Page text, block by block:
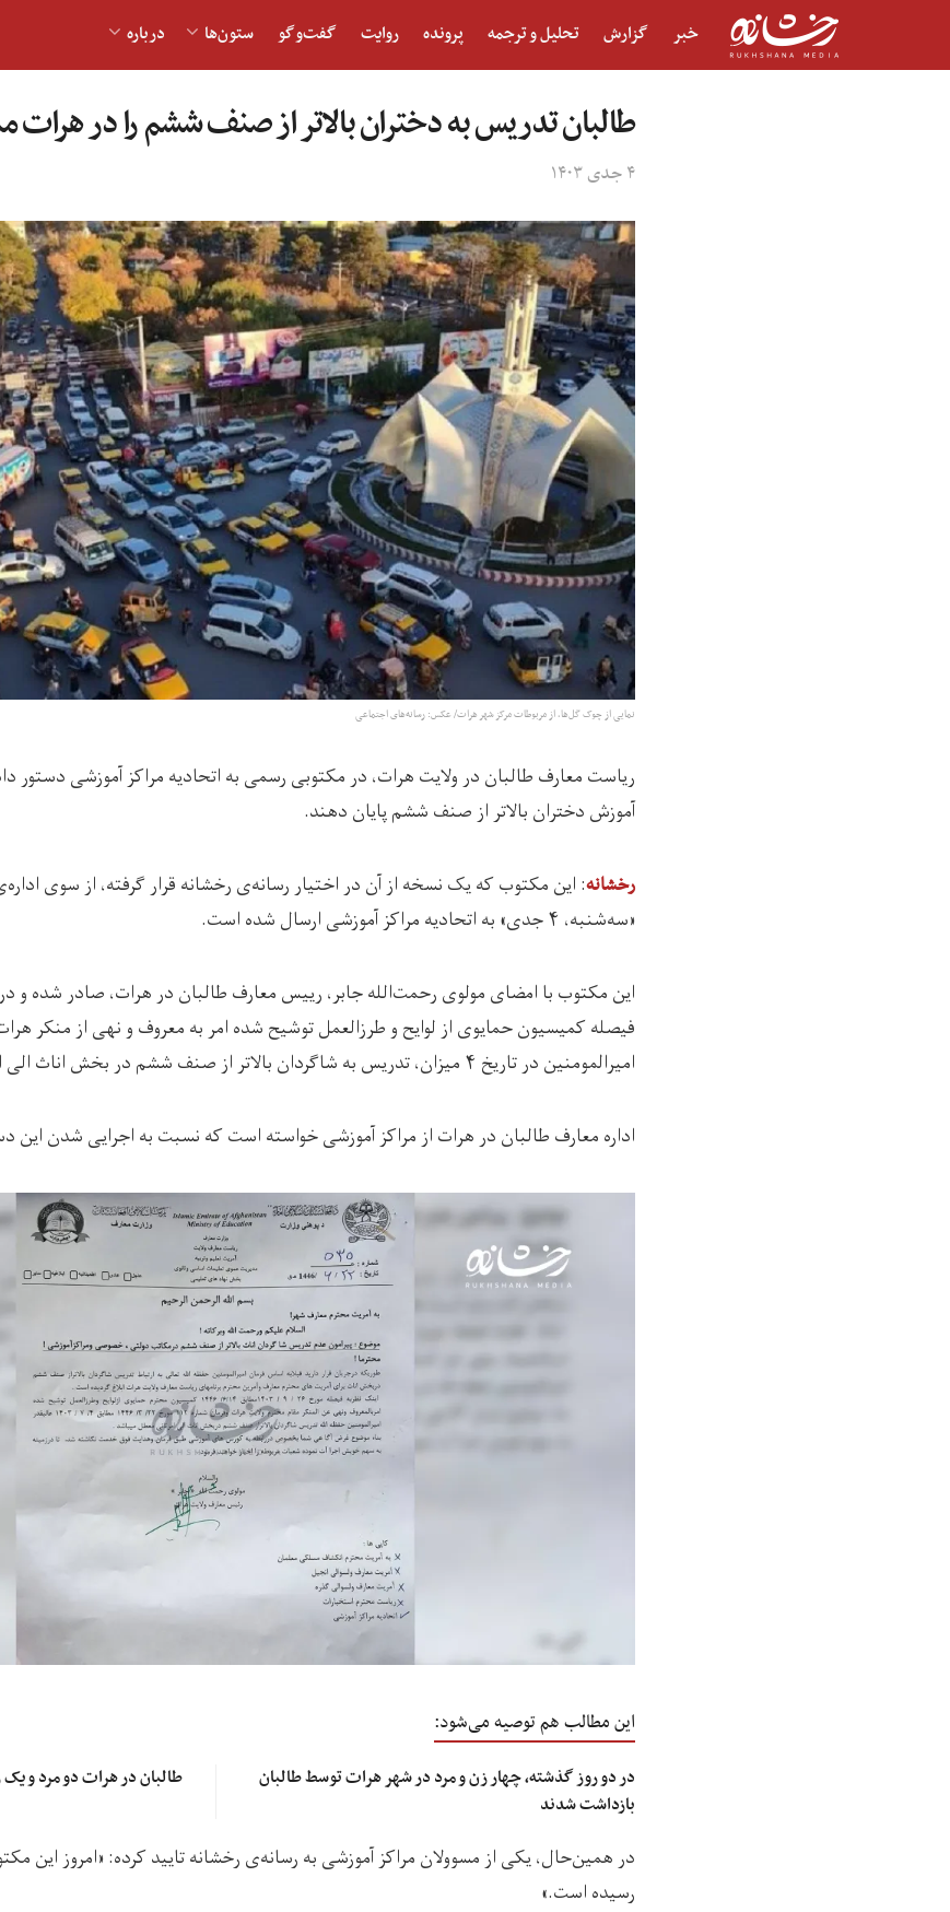
خبر گزارش تحلیل و ترجمه پرونده روایت گفت‌و‎گو ستون‌ها درباره
طالبان تدریس به دختران بالاتر از صنف ششم را در هرات
۴ جدی ۱۴۰۳
نمایی از چوک گل‌ها، از مربوطات مرکز شهر هرات/ عکس: رسانه‌های اجتماعی
ریاست معارف طالبان در ولایت هرات، در مکتوبی رسمی به اتحادیه مراکز آموزشی دستور
آموزش دختران بالاتر از صنف ششم پایان دهند.
رخشانه: این مکتوب که یک نسخه از آن در اختیار رسانه‌ی رخشانه قرار گرفته، از سوی
«سه‌شنبه، ۴ جدی» به اتحادیه مراکز آموزشی ارسال شده است.
این مکتوب با امضای مولوی رحمت‌الله جابر، رییس معارف طالبان در هرات، صادر شده
امیرالمومنین در تاریخ ۴ میزان، تدریس به شاگردان بالاتر از صنف ششم در بخش اناث الی امر ثانی معطل است».
اداره معارف طالبان در هرات از مراکز آموزشی خواسته است که نسبت به اجرایی شدن این
این مطالب هم توصیه می‌شود:
در دو روز گذشته، چهار زن و مرد در شهر هرات توسط طالبان
بازداشت شدند
طالبان در هرات دو مرد و
در همین‌حال، یکی از مسوولان مراکز آموزشی به رسانه‌ی رخشانه تایید کرده: «امروز این
رسیده است.»